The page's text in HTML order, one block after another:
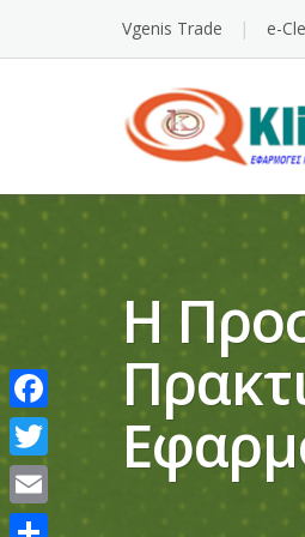
Vgenis Trade e-
Η
Facebook
Twitter
Email